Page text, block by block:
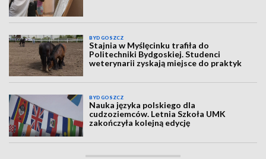
BYDGOSZCZ
Stajnia w Myślęcinku trafiła do
Politechniki Bydgoskiej. Studenci
weterynarii zyskają miejsce do praktyk
BYDGOSZCZ
Nauka języka polskiego dla
cudzoziemców. Letnia Szkoła UMK
zakończyła kolejną edycję